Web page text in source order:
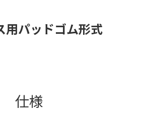
用パッドゴム形式
仕様